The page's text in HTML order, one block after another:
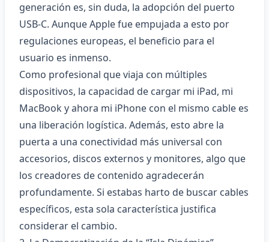
generación es, sin duda, la adopción del puerto
USB-C. Aunque Apple fue empujada a esto por
regulaciones europeas, el beneficio para el
usuario es inmenso.
Como profesional que viaja con múltiples
dispositivos, la capacidad de cargar mi iPad, mi
MacBook y ahora mi iPhone con el mismo cable es
una liberación logística. Además, esto abre la
puerta a una conectividad más universal con
accesorios, discos externos y monitores, algo que
los creadores de contenido agradecerán
profundamente. Si estabas harto de buscar cables
específicos, esta sola característica justifica
considerar el cambio.